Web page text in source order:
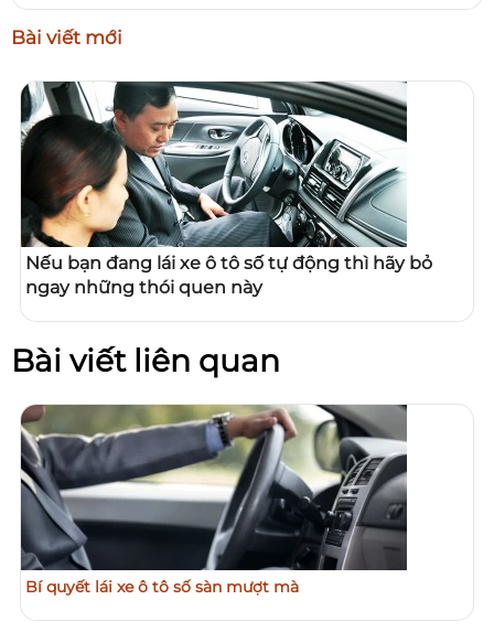
Bài viết mới
Nếu bạn đang lái xe ô tô số tự động thì hãy bỏ
ngay những thói quen này
Bài viết liên quan
Bí quyết lái xe ô tô số sàn mượt mà